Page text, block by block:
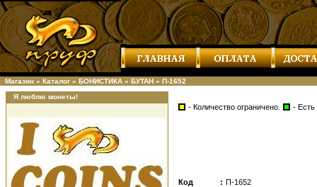
Магазин » Каталог » БОНИСТИКА » БУТАН » П-1652
Я люблю монеты!
- Количество ограничено. - Есть
Код
: П-1652